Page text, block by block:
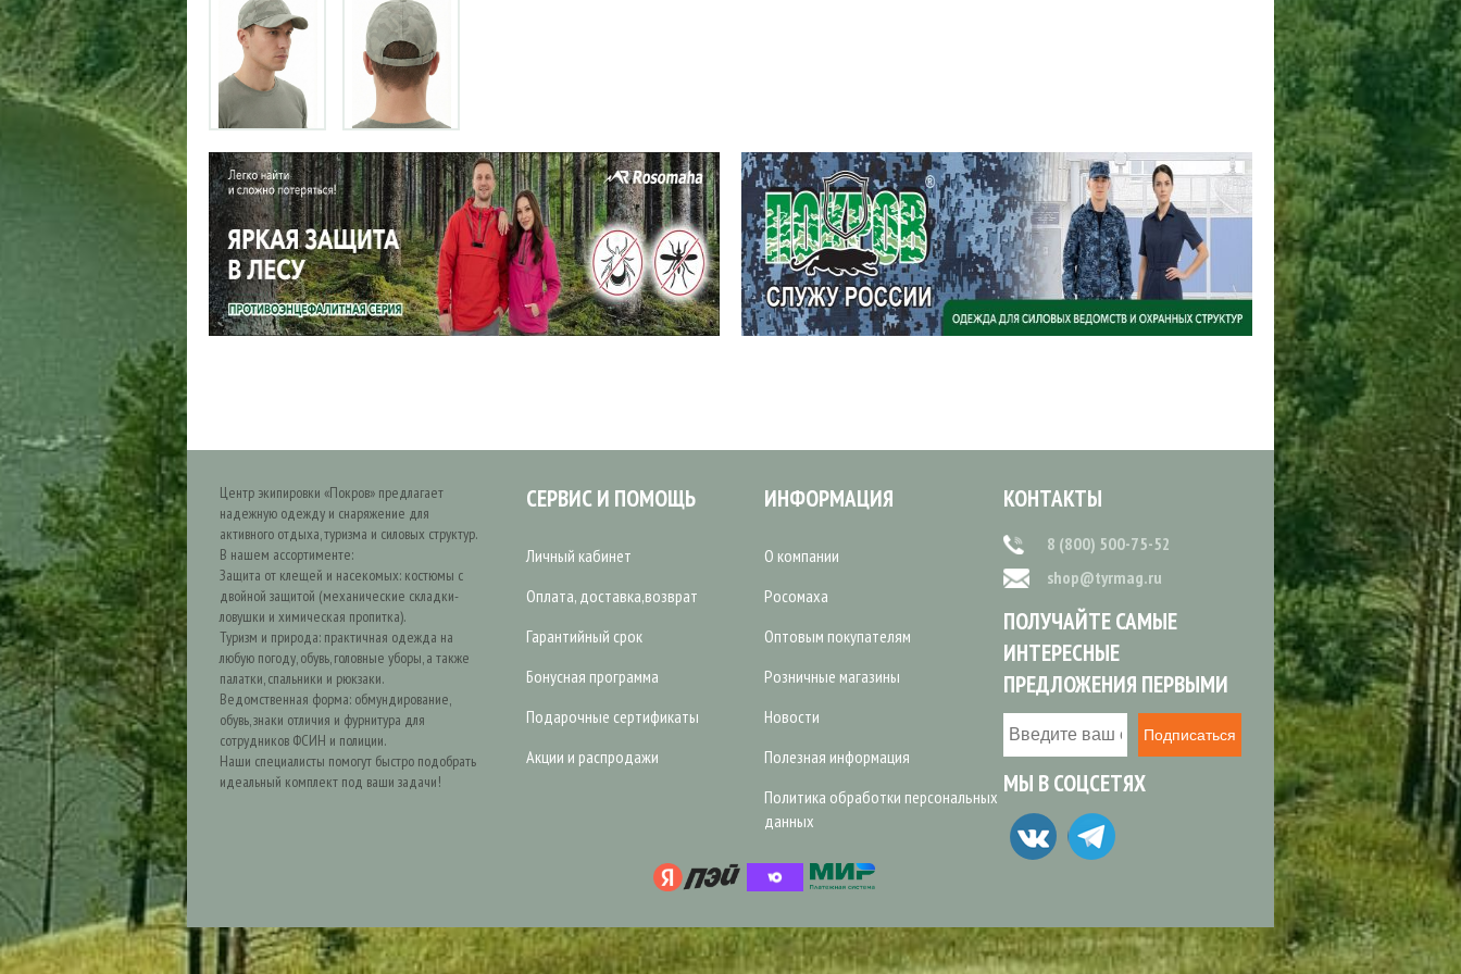
Центр экипировки «Покров» предлагает
надежную одежду и снаряжение для
активного отдыха, туризма и силовых структур.
В нашем ассортименте:
Защита от клещей и насекомых: костюмы с
двойной защитой (механические складки-
ловушки и химическая пропитка).
Туризм и природа: практичная одежда на
любую погоду, обувь, головные уборы, а также
палатки, спальники и рюкзаки.
Ведомственная форма: обмундирование,
обувь, знаки отличия и фурнитура для
сотрудников ФСИН и полиции.
Наши специалисты помогут быстро подобрать
идеальный комплект под ваши задачи!
СЕРВИС И ПОМОЩЬ
Личный кабинет
Оплата, доставка,возврат
Гарантийный срок
Бонусная программа
Подарочные сертификаты
Акции и распродажи
ИНФОРМАЦИЯ
О компании
Росомаха
Оптовым покупателям
Розничные магазины
Новости
Полезная информация
Политика обработки персональных
данных
КОНТАКТЫ
8 (800) 500-75-52
shop@tyrmag.ru
ПОЛУЧАЙТЕ САМЫЕ
ИНТЕРЕСНЫЕ
ПРЕДЛОЖЕНИЯ ПЕРВЫМИ
Подписаться
МЫ В СОЦСЕТЯХ